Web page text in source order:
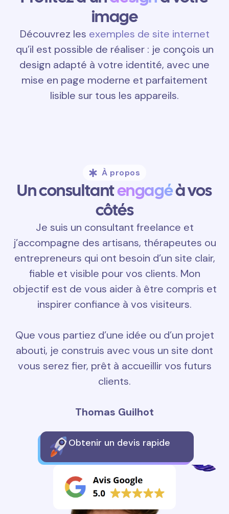
image
Découvrez les exemples de site internet
qu’il est possible de réaliser : je conçois un
design adapté à votre identité, avec une
mise en page moderne et parfaitement
lisible sur tous les appareils.
À propos
Un consultantengagéà vos
côtés
Je suis un consultant freelance et
j’accompagne des artisans, thérapeutes ou
entrepreneurs qui ont besoin d’un site clair,
fiable et visible pour vos clients. Mon
objectif est de vous aider à être compris et
inspirer confiance à vos visiteurs.
Que vous partiez d’une idée ou d’un projet
abouti, je construis avec vous un site dont
vous serez fier, prêt à accueillir vos futurs
clients.
Thomas Guilhot
Obtenir un devis rapide